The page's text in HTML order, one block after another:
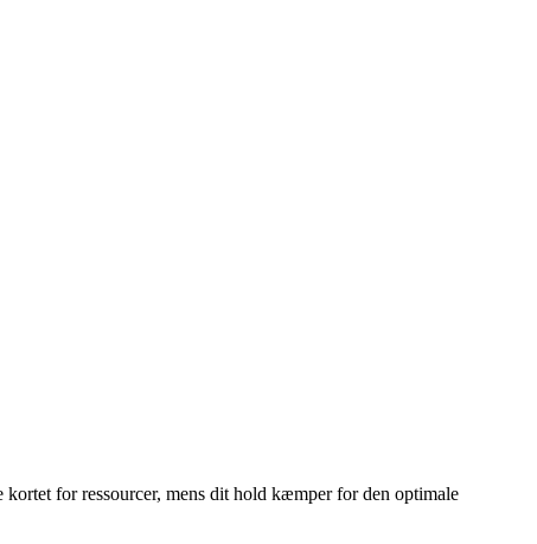
for ressourcer, mens dit hold kæmper for den optimale